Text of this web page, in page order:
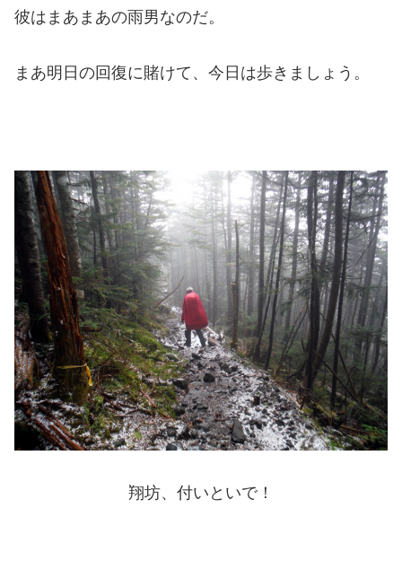
彼はまあまあの雨男なのだ。
まあ明日の回復に賭けて、今日は歩きましょう。
翔坊、付いといで！